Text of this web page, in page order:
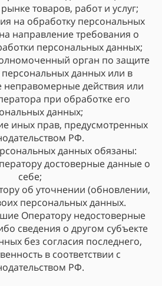
товаров, работ и услуг;
на обработку персональных
направление требования о
персональных данных;
орган по защите
персональных данных или в
неправомерные действия или
при обработке его
данных;
иных прав, предусмотренных
РФ.
данных обязаны:
достоверные данные о
себе;
об уточнении (обновлении,
персональных данных.
Оператору недостоверные
сведения о другом субъекте
без согласия последнего,
в соответствии с
РФ.